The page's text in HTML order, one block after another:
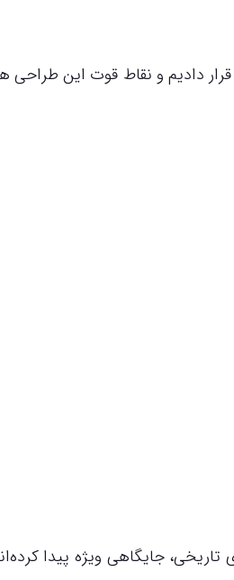
دادیم و نقاط قوت این طراحی
جایگاهی ویژه پیدا